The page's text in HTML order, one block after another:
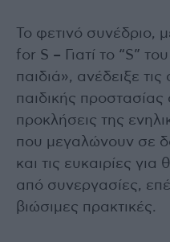
Το φετινό συνέδριο,
for S – Γιατί το “S”
παιδιά», ανέδειξε
παιδικής
προκλήσεις της
που μεγαλώνουν σε
και τις ευκαιρίες
από συνεργασίες,
βιώσιμες πρακτικές.